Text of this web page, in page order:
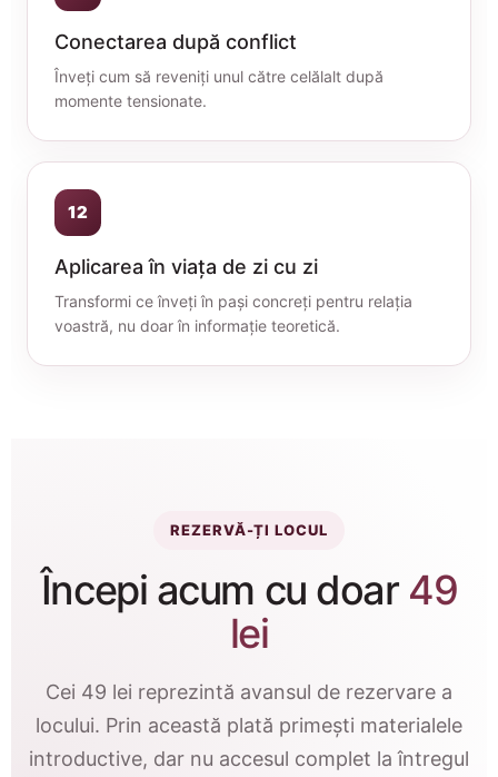
Conectarea după conflict
Înveți cum să reveniți unul către celălalt după
momente tensionate.
12
Aplicarea în viața de zi cu zi
Transformi ce înveți în pași concreți pentru relația
voastră, nu doar în informație teoretică.
REZERVĂ-ȚI LOCUL
Începi acum cu doar 49
lei
Cei 49 lei reprezintă avansul de rezervare a
locului. Prin această plată primești materialele
introductive, dar nu accesul complet la întregul